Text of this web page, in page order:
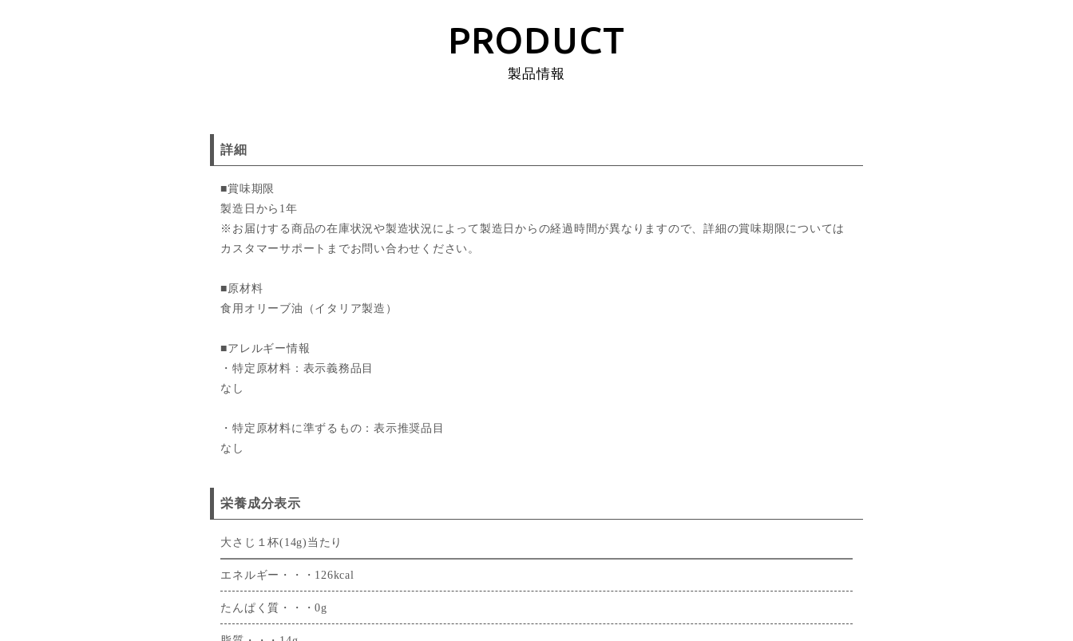
PRODUCT
製品情報
詳細
■賞味期限
製造日から1年
※お届けする商品の在庫状況や製造状況によって製造日からの経過時間が異なりますので、詳細の賞味期限については
カスタマーサポートまでお問い合わせください。
■原材料
食用オリーブ油（イタリア製造）
■アレルギー情報
・特定原材料：表示義務品目
なし
・特定原材料に準ずるもの：表示推奨品目
なし
栄養成分表示
大さじ１杯(14g)当たり
エネルギー・・・126kcal
たんぱく質・・・0g